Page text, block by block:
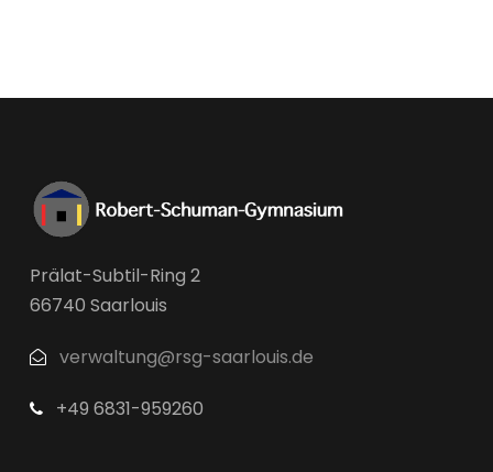
Prälat-Subtil-Ring 2
66740 Saarlouis
verwaltung@rsg-saarlouis.de
+49 6831-959260